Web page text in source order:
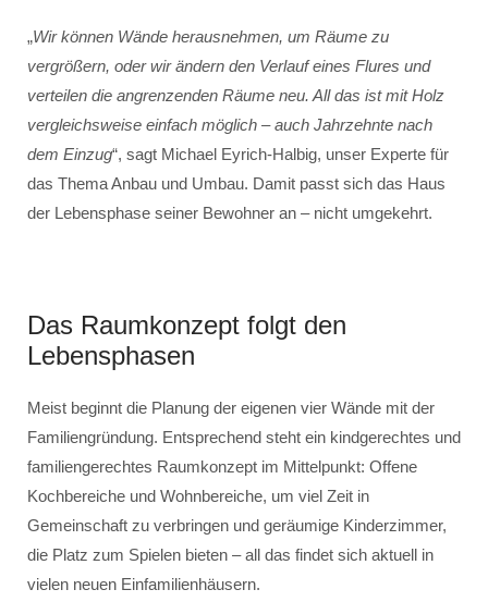
„Wir können Wände herausnehmen, um Räume zu
vergrößern, oder wir ändern den Verlauf eines Flures und
verteilen die angrenzenden Räume neu. All das ist mit Holz
vergleichsweise einfach möglich – auch Jahrzehnte nach
dem Einzug“, sagt Michael Eyrich-Halbig, unser Experte für
das Thema Anbau und Umbau. Damit passt sich das Haus
der Lebensphase seiner Bewohner an – nicht umgekehrt.
Das Raumkonzept folgt den
Lebensphasen
Meist beginnt die Planung der eigenen vier Wände mit der
Familiengründung. Entsprechend steht ein kindgerechtes und
familiengerechtes Raumkonzept im Mittelpunkt: Offene
Kochbereiche und Wohnbereiche, um viel Zeit in
Gemeinschaft zu verbringen und geräumige Kinderzimmer,
die Platz zum Spielen bieten – all das findet sich aktuell in
vielen neuen Einfamilienhäusern.